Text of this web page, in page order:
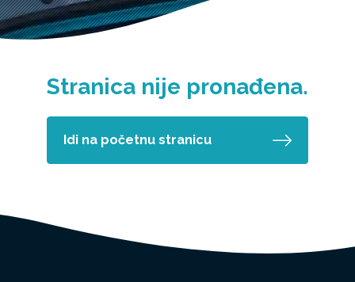
Stranica nije pronađena.
Idi na početnu stranicu